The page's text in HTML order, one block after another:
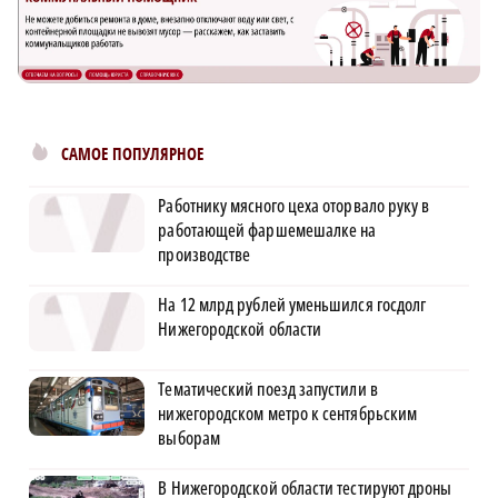
САМОЕ ПОПУЛЯРНОЕ
Работнику мясного цеха оторвало руку в
работающей фаршемешалке на
производстве
На 12 млрд рублей уменьшился госдолг
Нижегородской области
Тематический поезд запустили в
нижегородском метро к сентябрьским
выборам
В Нижегородской области тестируют дроны